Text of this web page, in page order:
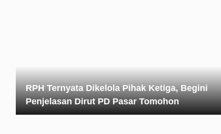
RPH Ternyata Dikelola Pihak Ketiga, Begini
Penjelasan Dirut PD Pasar Tomohon